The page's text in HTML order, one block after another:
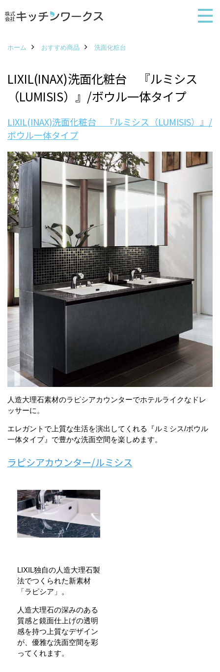
ホーム おすすめ商品 洗面化粧台
LIXIL(INAX)洗面化粧台 『ルミシス
（LUMISIS）』/ボウル一体タイプ
LIXIL(INAX)洗面化粧台 『ルミシス（LUMISIS）』/
ボウル一体タイプ
人造大理石素材のラピシアカウンターでホテルライクなドレ
ッサーに。
エレガントで上質な生活を演出してくれる『ルミシス/ボウル
一体タイプ』で豊かな洗面空間を楽しめます。
ラピシアカウンター/ルミシス
LIXIL独自の人造大理石製
法でつくられた新素材
「ラピシア」。
人造大理石の深みのある
質感と鏡面仕上げの透明
感を持つ上質なデザイン
が、優雅な洗面空間を彩
ってくれます。